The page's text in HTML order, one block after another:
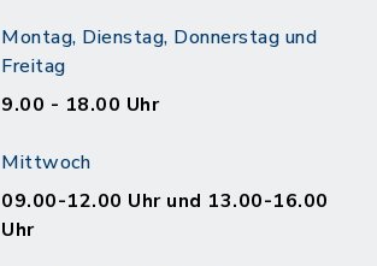
Montag, Dienstag, Donnerstag und
Freitag
9.00 - 18.00 Uhr
Mittwoch
09.00-12.00 Uhr und 13.00-16.00
Uhr